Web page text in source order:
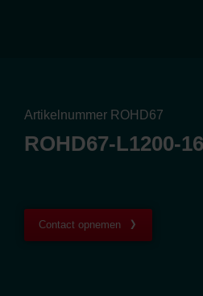
Artikelnummer ROHD67
ROHD67-L1200-
Contact opnemen